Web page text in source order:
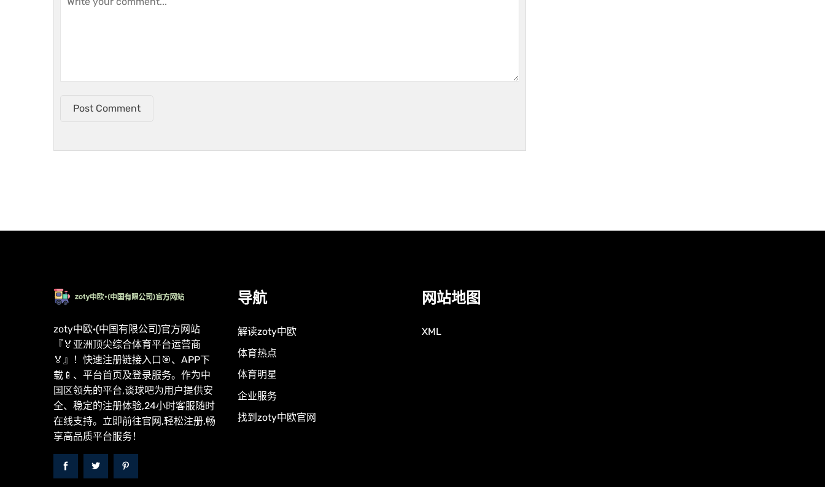
Post Comment
zoty中欧·(中国有限公司)官方网站
『🏅亚洲顶尖综合体育平台运营商
🏅』！快速注册链接入口🎯、APP下
载📱、平台首页及登录服务。作为中
国区领先的平台,谈球吧为用户提供安
全、稳定的注册体验,24小时客服随时
在线支持。立即前往官网,轻松注册,畅
享高品质平台服务！
导航
解读zoty中欧
体育热点
体育明星
企业服务
找到zoty中欧官网
网站地图
XML